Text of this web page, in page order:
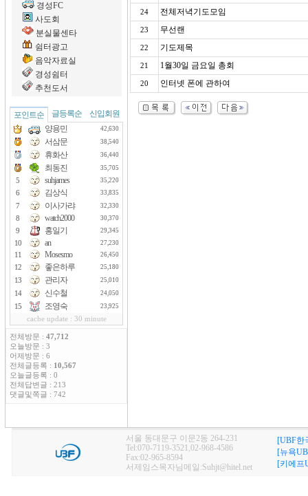
경성FC
사도회
분실물센타
쉼터광고
음악자료실
경성쉼터
추천도서
포인트순 글등록순
신입회원
양용민
42,630
서삼문 38,540
휴화산 36,440
최동진 35,705
5 suhjames 35,220
6 김상식 33,835
7 이사가랴 32,330
8 watch2000 30,370
9 홍일기 29,345
10 an 27,230
11 Mosesmo 26,450
12 좋은하루 25,180
13 관리자 25,010
14 신수철 24,050
15 조영숙 23,925
cache update : 30 minute
전체방문 : 47,712
오늘방문 : 3
어제방문 : 6
전체글등록 : 10,567
오늘글등록 : 0
전체답변글 : 213
댓글및쪽글 : 742
24 전체저녁기도모임
23 무선랜
22 기도제목
21 1월30일 금요일 총회
20 인터넷 폰에 관하여
서울 동대문구 이문2동 264-231
Tel:070-7119-3521,02-968-4586
Fax:02-965-8594
서제임스목자님메일:Suhjt@hitel.net
[UBF한
[뉴욕
[키에프